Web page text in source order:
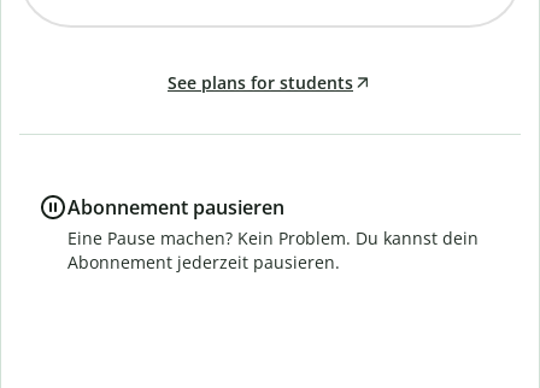
See plans for students
Abonnement pausieren
Eine Pause machen? Kein Problem. Du kannst dein
Abonnement jederzeit pausieren.